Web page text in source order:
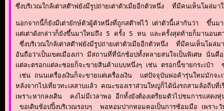
ซึ่งบริเวณใกล้เต่าสต๊าฟยังมีรูปถ่ายเต่าตัวเมียอีกตัวหนึ่ง  ที่มีคนเห็นโผล่มา
นอกจากนี้ก็ยังมีเต่ายักษ์ตัวผู้ตัวหนึ่งที่ถูกสต๊าฟไว้ เต่าตัวนี้เล่ากันว่า  ขึ้น
แต่เต่าดังกล่าวก็ยังขึ้นมาใหม่ถึง 5 ครั้ง 5 หน และครั้งสุดท้ายก็มานอน
ซึ่งบริเวณใกล้เต่าสต๊าฟยังมีรูปถ่ายเต่าตัวเมียอีกตัวหนึ่ง  ที่มีคนเห็นโผ
อันถือว่าเป็นเขตเมืองเก่า มีสถานที่ที่นักช้อปทั้งหลายสนใจเป็นพิเศษ นั่น
แต่ละตรอกแต่ละซอยก็จะขายสินค้าแบบหนึ่งๆ เช่น ตรอกนี้ขายกระเป๋า
เช่น ถนนเครื่องเงินก็จะขายแต่เครื่องเงิน  แต่ปัจจุบันพ่อค้ารุ่นใหม่มัก
หลังจากไปเที่ยวทะเลสาบแล้ว คณะของเราส่วนใหญ่ก็ได้นั่งรถสามล้อถีบที่
เพราะหากลงเดิน  คงไม่มีเวลาพอ อีกทั้งยังต้องเตรียมตัวไปชมการแสด
ขอเดินช้อปปิ้งบริเวณรอบๆ  พอหอมปากหอมคอเป็นการซ้อมมือ เพราะ